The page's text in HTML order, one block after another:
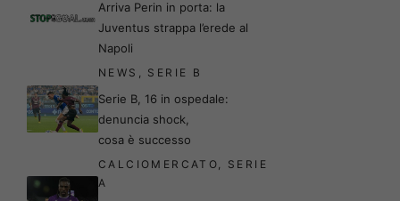
Arriva Perin in porta: la
Juventus strappa l’erede al
Napoli
NEWS , SERIE B
Serie B, 16 in ospedale:
denuncia shock,
cosa è successo
CALCIOMERCATO, SERIE
A